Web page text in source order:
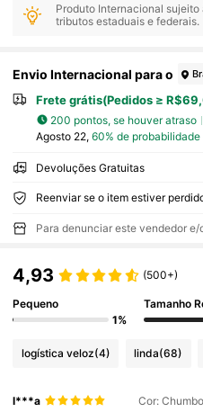
Produto Internacional
tributos estaduais e federais.
Envio Internacional para o
Frete grátis(Pedidos ≥
200 pontos, se houver atraso
Agosto 22, 60% de
Devoluções Gratuitas
Para denunciar este vendedor e/
4,93 (500+)
Pequeno
1%
Tamanho
logística veloz(4) linda(68)
l***a Cor: